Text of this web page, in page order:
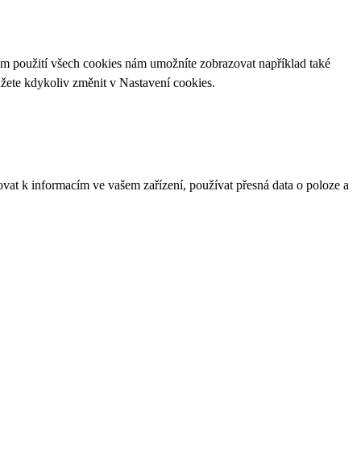
použití všech cookies nám umožníte zobrazovat například také
kdykoliv změnit v Nastavení cookies.
k informacím ve vašem zařízení, používat přesná data o poloze a